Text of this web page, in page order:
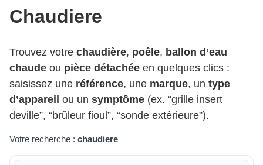
Chaudiere
Trouvez votre chaudière, poêle, ballon d’eau
chaude ou pièce détachée en quelques clics :
saisissez une référence, une marque, un type
d’appareil ou un symptôme (ex. “grille insert
deville”, “brûleur fioul”, “sonde extérieure”).
Votre recherche : chaudiere